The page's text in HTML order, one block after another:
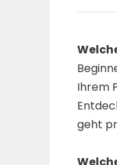
Ihrem
geht